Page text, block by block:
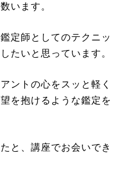
います。
定師としてのテクニッ
たいと思っています。
ントの心をスッと軽く
を抱けるような鑑定を
と、講座でお会いでき